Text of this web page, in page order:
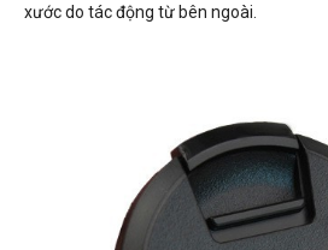
xước do tác động từ bên ngoài.